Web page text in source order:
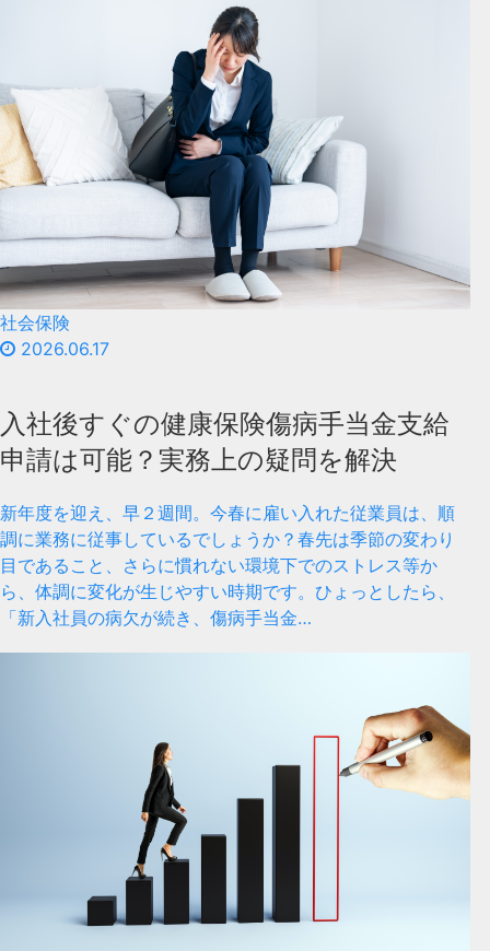
社会保険
2026.06.17
入社後すぐの健康保険傷病手当金支給
申請は可能？実務上の疑問を解決
新年度を迎え、早２週間。今春に雇い入れた従業員は、順
調に業務に従事しているでしょうか？春先は季節の変わり
目であること、さらに慣れない環境下でのストレス等か
ら、体調に変化が生じやすい時期です。ひょっとしたら、
「新入社員の病欠が続き、傷病手当金…